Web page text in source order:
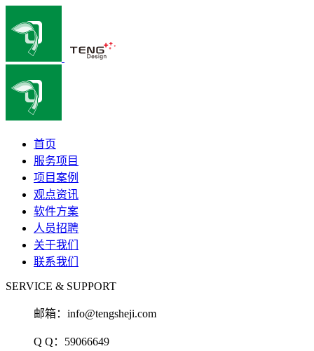
首页
服务项目
项目案例
观点资讯
软件方案
人员招聘
关于我们
联系我们
SERVICE & SUPPORT
邮箱： info@tengsheji.com
Q Q： 59066649